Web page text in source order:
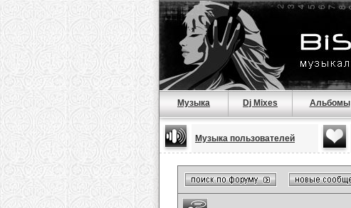
Музыка Dj Mixes Альбомы
Музыка пользователей